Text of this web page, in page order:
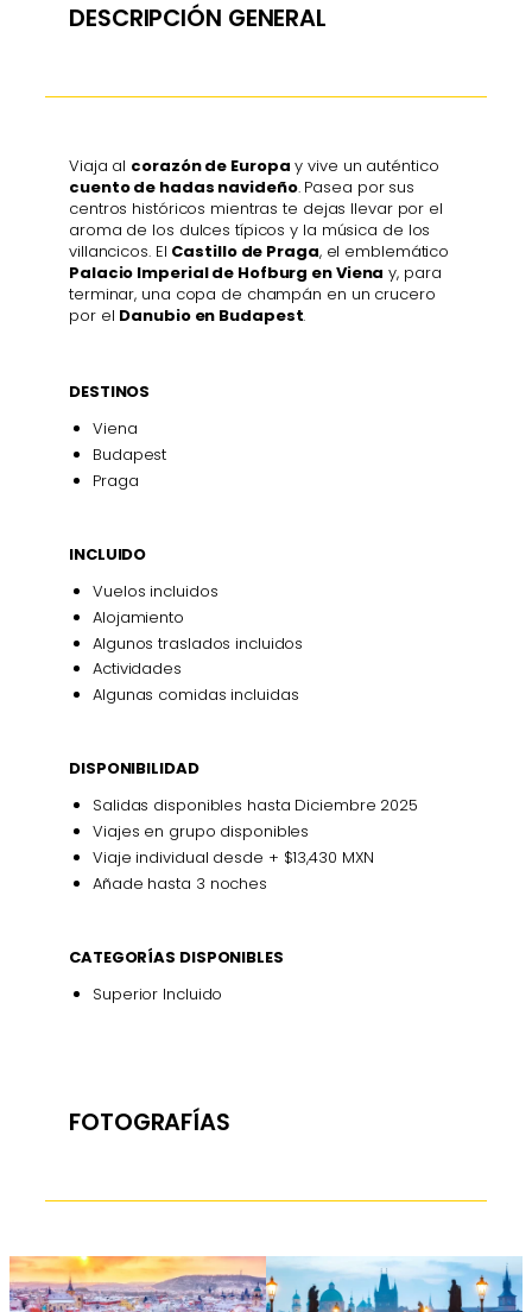
DESCRIPCIÓN GENERAL
Viaja al corazón de Europa y vive un auténtico
cuento de hadas navideño. Pasea por sus
centros históricos mientras te dejas llevar por el
aroma de los dulces típicos y la música de los
villancicos. El Castillo de Praga, el emblemático
Palacio Imperial de Hofburg en Viena y, para
terminar, una copa de champán en un crucero
por el Danubio en Budapest.
DESTINOS
Viena
Budapest
Praga
INCLUIDO
Vuelos incluidos
Alojamiento
Algunos traslados incluidos
Actividades
Algunas comidas incluidas
DISPONIBILIDAD
Salidas disponibles hasta Diciembre 2025
Viajes en grupo disponibles
Viaje individual desde + $13,430 MXN
Añade hasta 3 noches
CATEGORÍAS DISPONIBLES
Superior Incluido
FOTOGRAFÍAS